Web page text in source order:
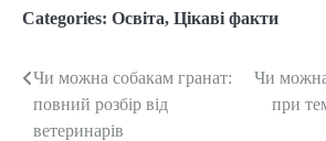
Categories: Освіта, Цікаві факти
Post
navigation
Чи можна собакам гранат:
повний розбір від
ветеринарів
Чи
при